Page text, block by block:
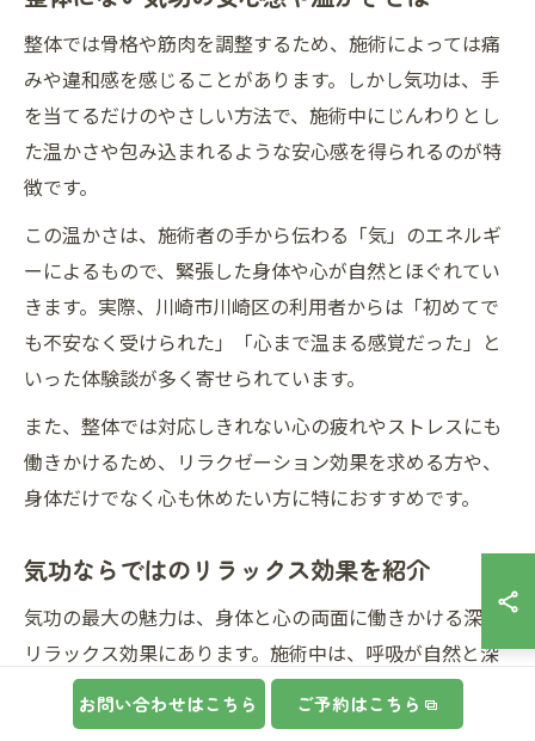
整体では骨格や筋肉を調整するため、施術によっては痛
みや違和感を感じることがあります。しかし気功は、手
を当てるだけのやさしい方法で、施術中にじんわりとし
た温かさや包み込まれるような安心感を得られるのが特
徴です。
この温かさは、施術者の手から伝わる「気」のエネルギ
ーによるもので、緊張した身体や心が自然とほぐれてい
きます。実際、川崎市川崎区の利用者からは「初めてで
も不安なく受けられた」「心まで温まる感覚だった」と
いった体験談が多く寄せられています。
また、整体では対応しきれない心の疲れやストレスにも
働きかけるため、リラクゼーション効果を求める方や、
身体だけでなく心も休めたい方に特におすすめです。
気功ならではのリラックス効果を紹介
気功の最大の魅力は、身体と心の両面に働きかける深い
リラックス効果にあります。施術中は、呼吸が自然と深
くなり、全身がじんわりと温まるような感覚を味わうこ
とができます。
お問い合わせはこちら ご予約はこちら